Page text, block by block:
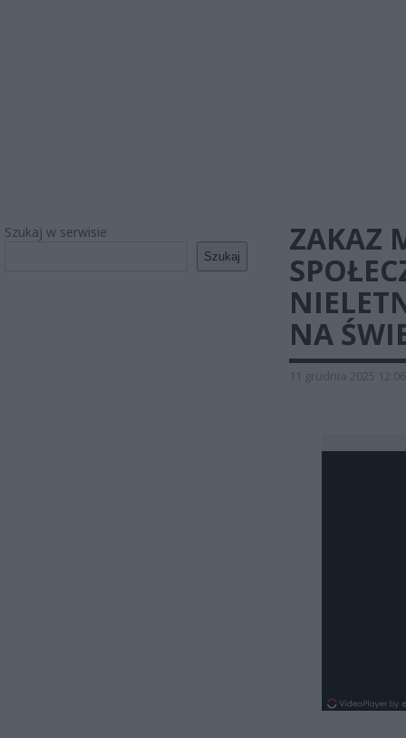
Szukaj w serwisie
Szukaj
ZAKAZ
NA
11 grudnia 2025 12:06